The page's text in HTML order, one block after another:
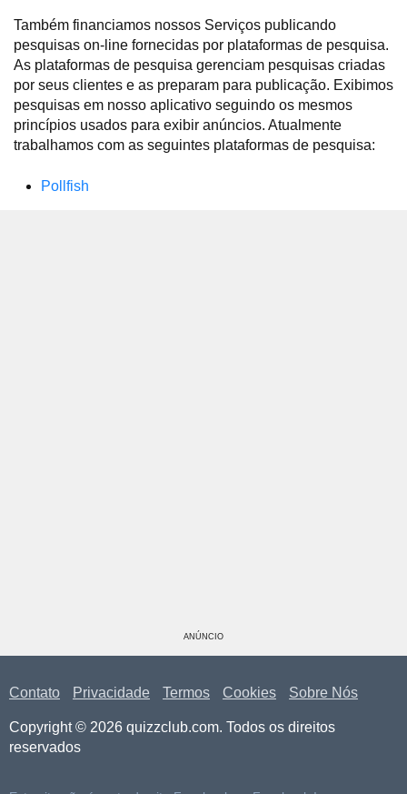
Também financiamos nossos Serviços publicando
pesquisas on-line fornecidas por plataformas de pesquisa.
As plataformas de pesquisa gerenciam pesquisas criadas
por seus clientes e as preparam para publicação. Exibimos
pesquisas em nosso aplicativo seguindo os mesmos
princípios usados para exibir anúncios. Atualmente
trabalhamos com as seguintes plataformas de pesquisa:
Pollfish
ANÚNCIO
Contato Privacidade Termos Cookies Sobre Nós
Copyright © 2026 quizzclub.com. Todos os direitos
reservados